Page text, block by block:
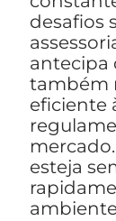
desafios
antecipa
também
eficiente
esteja